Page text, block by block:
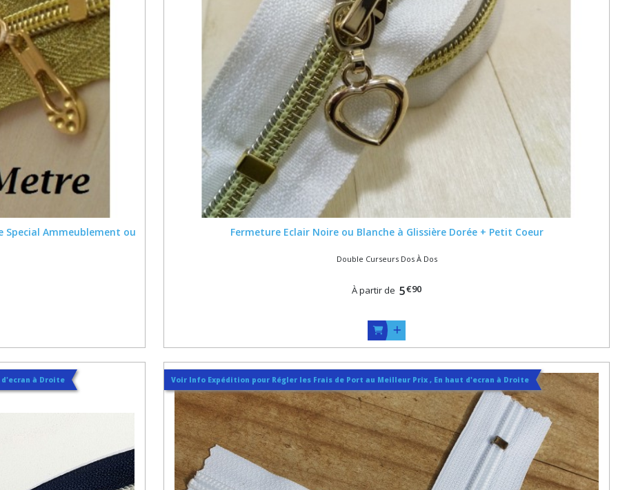
Special Ammeublement ou
Fermeture Eclair Noire ou Blanche à Glissière Dorée + Petit Coeur
Double Curseurs Dos À Dos
À partir de 5€90
à Droite Voir Info Expédition pour Régler les Frais de Port au Meilleur Prix , En haut d'ecran à Droite